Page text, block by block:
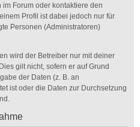
Forum oder kontaktiere den
Profil ist dabei jedoch nur für
Personen (Administratoren)
wird der Betreiber nur mit deiner
gilt nicht, sofern er auf Grund
der Daten (z. B. an
ist oder die Daten zur Durchsetzung